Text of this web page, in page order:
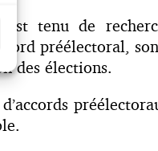
est tenu de
préélectoral,
des élections.